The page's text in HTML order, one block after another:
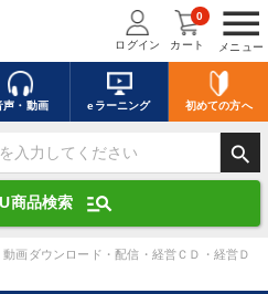
menu
メニュー
ログイン カート
0
声・動画 eラーニング 初めての方へ
search
商品検索 manage_search
す
果に表示する
の条件で検索
画ダウンロード・配信・経営ＣＤ・経営Ｄ